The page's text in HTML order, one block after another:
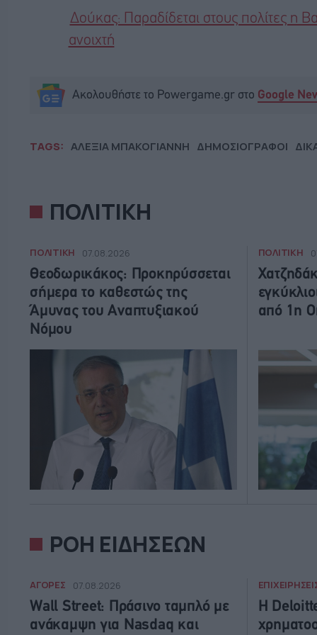
Δούκας: Παραδίδεται στους πολίτες η
ανοιχτή
Ακολουθήστε το Powergame.gr στο Google
TAGS: ΑΛΕΞΙΑ ΜΠΑΚΟΓΙΑΝΝΗ ΔΗΜΟΣΙΟΓΡΑΦΟΙ
ΠΟΛΙΤΙΚΗ
ΠΟΛΙΤΙΚΗ 07.08.2026
Θεοδωρικάκος: Προκηρύσσεται
σήμερα το καθεστώς της
Άμυνας του Αναπτυξιακού
Νόμου
ΠΟΛΙΤΙΚΗ
από 1η
ΡΟΗ ΕΙΔΗΣΕΩΝ
ΑΓΟΡΕΣ 07.08.2026
Wall Street: Πράσινο ταμπλό με
ανάκαμψη για Nasdaq και
Η